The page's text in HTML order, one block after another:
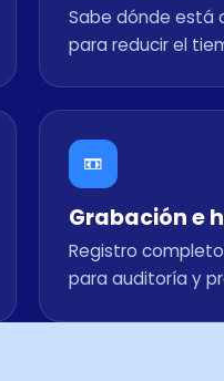
Sabe dónde está
para reducir el
📼
Grabación e
Registro
para auditoría y